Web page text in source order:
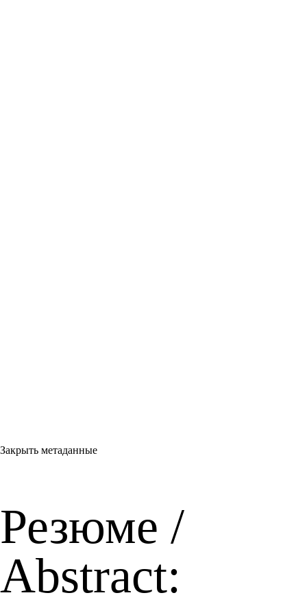
Закрыть метаданные
Резюме /
Abstract: